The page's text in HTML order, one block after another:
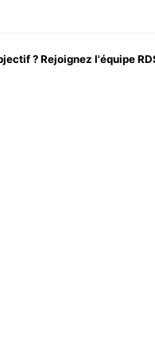
? Rejoignez l'équipe